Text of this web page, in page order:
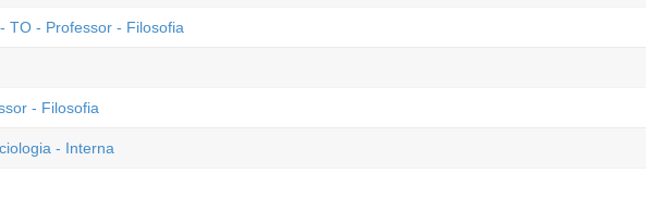
TO - Professor - Filosofia
- Filosofia
- Interna